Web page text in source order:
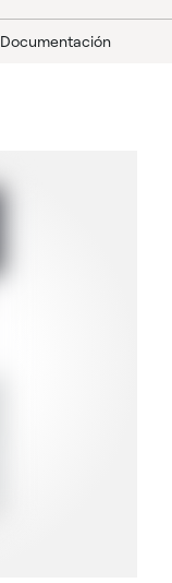
Documentación